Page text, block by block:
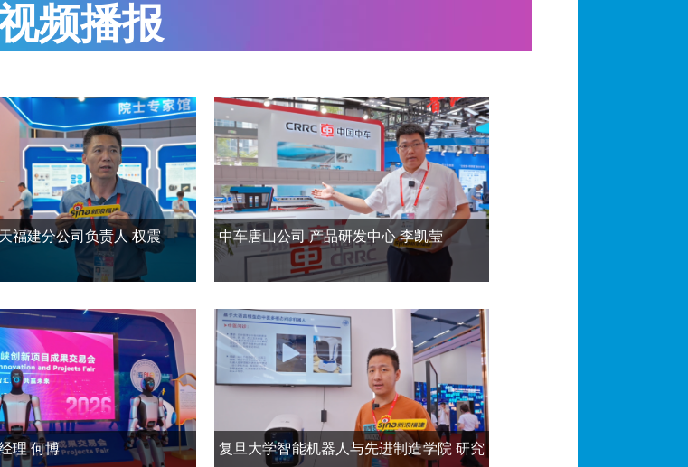
闽都创新实验室：超微型高速磁光开关项目
会 福大研究团队这一成果，打破国外垄断
海创会卫星应用产业生态大会亮点抢先看
频播报
福建分公司负责人 权震 中车唐山公司 产品研发中心 李凯莹
理 何博
复旦大学智能机器人与先进制造学院 研究